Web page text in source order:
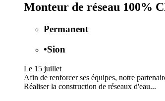
Monteur de réseau 100%
Permanent
•Sion
Le 15 juillet
Afin de renforcer ses équipes, notre
Réaliser la construction de réseaux d'eau...